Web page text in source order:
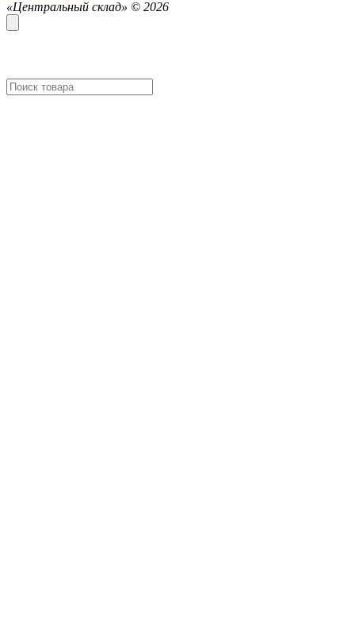
«Центральный склад» © 2026